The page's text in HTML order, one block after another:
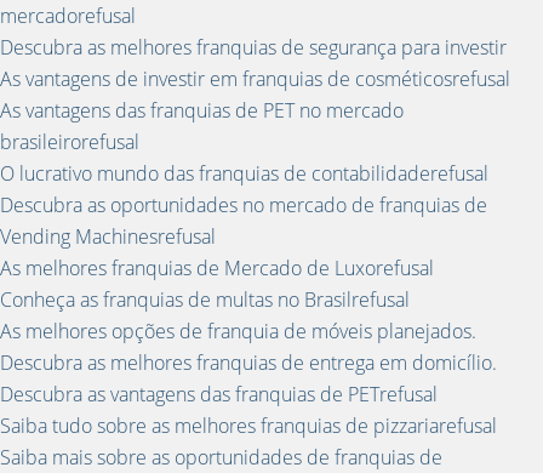
mercadorefusal
Descubra as melhores franquias de segurança para investir
As vantagens de investir em franquias de cosméticosrefusal
As vantagens das franquias de PET no mercado
brasileirorefusal
O lucrativo mundo das franquias de contabilidaderefusal
Descubra as oportunidades no mercado de franquias de
Vending Machinesrefusal
As melhores franquias de Mercado de Luxorefusal
Conheça as franquias de multas no Brasilrefusal
As melhores opções de franquia de móveis planejados.
Descubra as melhores franquias de entrega em domicílio.
Descubra as vantagens das franquias de PETrefusal
Saiba tudo sobre as melhores franquias de pizzariarefusal
Saiba mais sobre as oportunidades de franquias de